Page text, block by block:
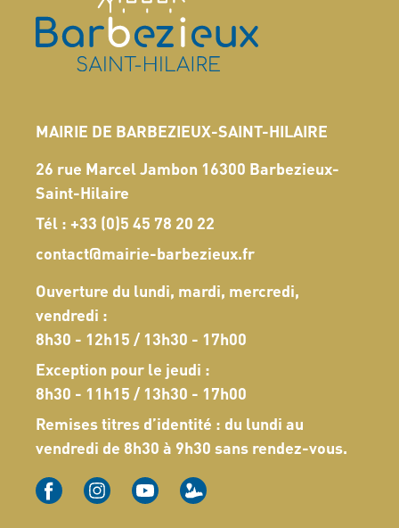
MAIRIE DE BARBEZIEUX-SAINT-HILAIRE
26 rue Marcel Jambon 16300 Barbezieux-
Saint-Hilaire
Tél : +33 (0)5 45 78 20 22
contact@mairie-barbezieux.fr
Ouverture du lundi, mardi, mercredi,
vendredi :
8h30 - 12h15 / 13h30 - 17h00
Exception pour le jeudi :
8h30 - 11h15 / 13h30 - 17h00
Remises titres d’identité : du lundi au
vendredi de 8h30 à 9h30 sans rendez-vous.